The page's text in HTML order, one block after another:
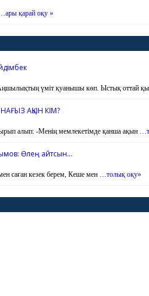
ары қарай оқу »
үміт қуанышы көп. Ыстық оттай
АҚЫН КІМ?
алып: -Менің мемлекетімде қанша ақын …
Өлең айтсын…
саған кезек берем, Кеше мен … толық оқу»